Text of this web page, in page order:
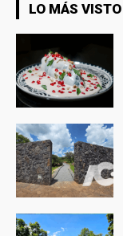
LO MÁS VISTO